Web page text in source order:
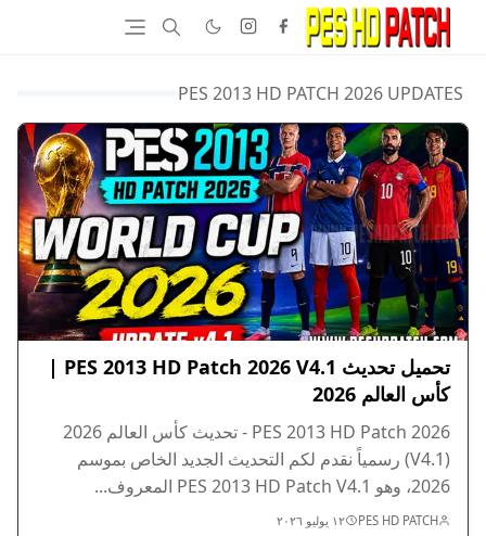
PES 2013 HD PATCH 2026 UPDATES
تحميل تحديث PES 2013 HD Patch 2026 V4.1 |
كأس العالم 2026
PES 2013 HD Patch 2026 - تحديث كأس العالم 2026
(V4.1) رسمياً نقدم لكم التحديث الجديد الخاص بموسم
2026، وهو PES 2013 HD Patch V4.1 المعروف...
PES HD PATCH ١٢ يوليو ٢٠٢٦